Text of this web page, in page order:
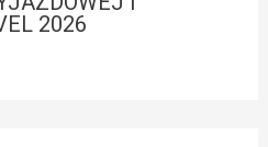
2026